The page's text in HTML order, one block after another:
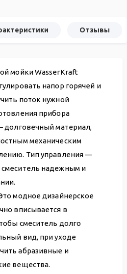
Отзывы
мойки WasserKraft
напор горячей и
поток нужной
прибора
долговечный материал,
механическим
Тип управления —
надежным и
модное дизайнерское
вписывается в
смеситель долго
вид, при уходе
абразивные и
вещества.